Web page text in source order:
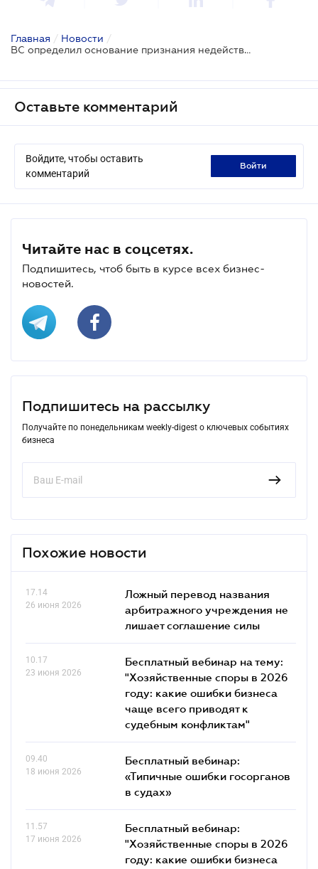
Главная / Новости /
ВС определил основание признания недействительной исполнительной надписи нотариуса
Оставьте комментарий
Войдите, чтобы оставить
комментарий
войти
Читайте нас в соцсетях.
Подпишитесь, чтоб быть в курсе всех бизнес-
новостей.
Подпишитесь на рассылку
Получайте по понедельникам weekly-digest о ключевых событиях
бизнеса
Похожие новости
17.14
26 июня 2026
Ложный перевод названия
арбитражного учреждения не
лишает соглашение силы
10.17
23 июня 2026
Бесплатный вебинар на тему:
"Хозяйственные споры в 2026
году: какие ошибки бизнеса
чаще всего приводят к
судебным конфликтам"
09.40
18 июня 2026
Бесплатный вебинар:
«Типичные ошибки госорганов
в судах»
11.57
17 июня 2026
Бесплатный вебинар:
"Хозяйственные споры в 2026
году: какие ошибки бизнеса